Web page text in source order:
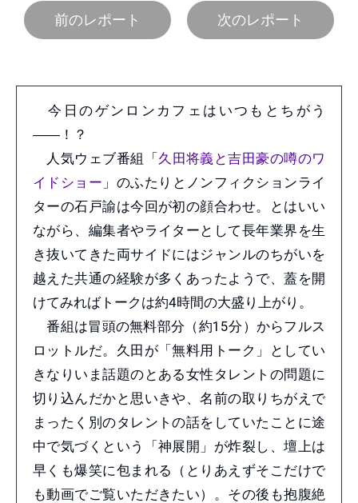
前のレポート 次のレポート
今日のゲンロンカフェはいつもとちがう
――！？
人気ウェブ番組「久田将義と吉田豪の噂のワ
イドショー 」のふたりとノンフィクションライ
ターの石戸諭は今回が初の顔合わせ。とはいい
ながら、編集者やライターとして長年業界を生
き抜いてきた両サイドにはジャンルのちがいを
越えた共通の経験が多くあったようで、蓋を開
けてみればトークは約4時間の大盛り上がり。
番組は冒頭の無料部分（約15分）からフルス
ロットルだ。久田が「無料用トーク」としてい
きなりいま話題のとある女性タレントの問題に
切り込んだかと思いきや、名前の取りちがえで
まったく別のタレントの話をしていたことに途
中で気づくという「神展開」が炸裂し、壇上は
早くも爆笑に包まれる（とりあえずそこだけで
も動画でご覧いただきたい）。その後も抱腹絶